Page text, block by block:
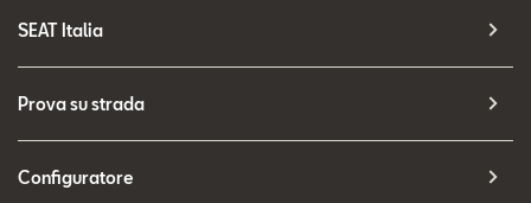
SEAT Italia
Prova su strada
Configuratore